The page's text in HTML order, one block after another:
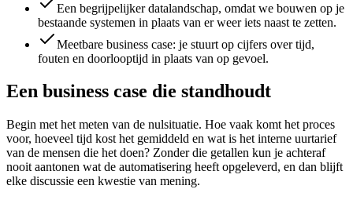
Een begrijpelijker datalandschap, omdat we bouwen op je
bestaande systemen in plaats van er weer iets naast te zetten.
Meetbare business case: je stuurt op cijfers over tijd,
fouten en doorlooptijd in plaats van op gevoel.
Een business case die standhoudt
Begin met het meten van de nulsituatie. Hoe vaak komt het proces
voor, hoeveel tijd kost het gemiddeld en wat is het interne uurtarief
van de mensen die het doen? Zonder die getallen kun je achteraf
nooit aantonen wat de automatisering heeft opgeleverd, en dan blijft
elke discussie een kwestie van mening.